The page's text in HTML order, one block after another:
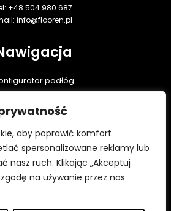
aby poprawić komfort
spersonalizowane reklamy lub
nasz ruch. Klikając „Akceptuj
na używanie przez nas
+48 504 980 687
info@flooren.pl
podłóg
Realizacje
wiedza
Do pobrania
Kontakt
prywatności